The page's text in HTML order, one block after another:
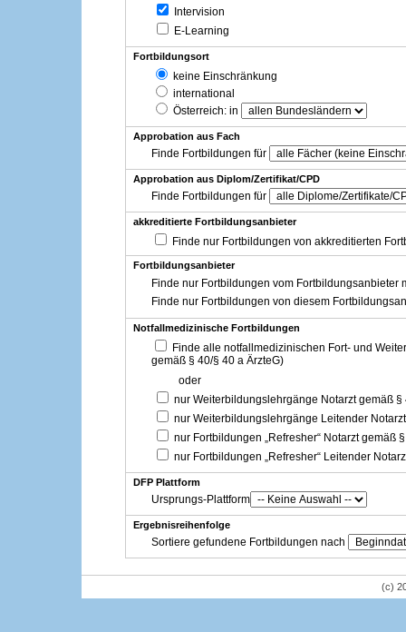
Intervision
E-Learning
Fortbildungsort
keine Einschränkung
international
Österreich: in
Approbation aus Fach
Finde Fortbildungen für
Approbation aus Diplom/Zertifikat/CPD
Finde Fortbildungen für
akkreditierte Fortbildungsanbieter
Finde nur Fortbildungen von akkreditierten
Fortbildungsanbieter
Finde nur Fortbildungen vom Fortbildungsanbieter
Finde nur Fortbildungen von diesem
Notfallmedizinische Fortbildungen
Finde alle notfallmedizinischen Fort- und
gemäß § 40/§ 40 a ÄrzteG)
oder
nur Weiterbildungslehrgänge Notarzt gemäß §
nur Weiterbildungslehrgänge Leitender
nur Fortbildungen „Refresher“ Notarzt gemäß
nur Fortbildungen „Refresher“ Leitender
DFP Plattform
Ursprungs-Plattform
Ergebnisreihenfolge
Sortiere gefundene Fortbildungen nach
(c)